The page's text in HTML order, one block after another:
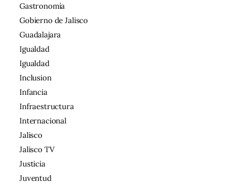
Gastronomía
Gobierno de Jalisco
Guadalajara
Igualdad
Igualdad
Inclusion
Infancia
Infraestructura
Internacional
Jalisco
Jalisco TV
Justicia
Juventud